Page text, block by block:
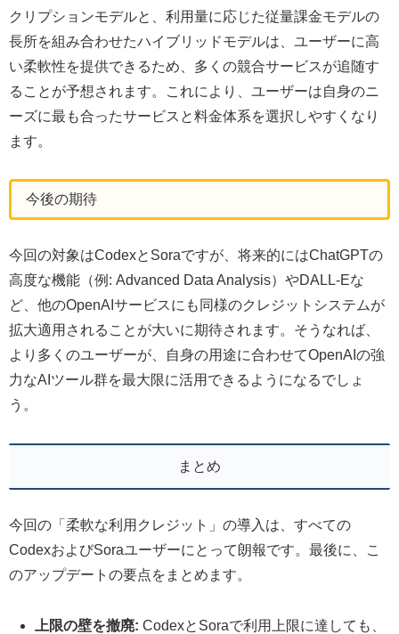
クリプションモデルと、利用量に応じた従量課金モデルの
長所を組み合わせたハイブリッドモデルは、ユーザーに高
い柔軟性を提供できるため、多くの競合サービスが追随す
ることが予想されます。これにより、ユーザーは自身のニ
ーズに最も合ったサービスと料金体系を選択しやすくなり
ます。
今後の期待
今回の対象はCodexとSoraですが、将来的にはChatGPTの
高度な機能（例: Advanced Data Analysis）やDALL-Eな
ど、他のOpenAIサービスにも同様のクレジットシステムが
拡大適用されることが大いに期待されます。そうなれば、
より多くのユーザーが、自身の用途に合わせてOpenAIの強
力なAIツール群を最大限に活用できるようになるでしょ
う。
まとめ
今回の「柔軟な利用クレジット」の導入は、すべての
CodexおよびSoraユーザーにとって朗報です。最後に、こ
のアップデートの要点をまとめます。
上限の壁を撤廃: CodexとSoraで利用上限に達しても、